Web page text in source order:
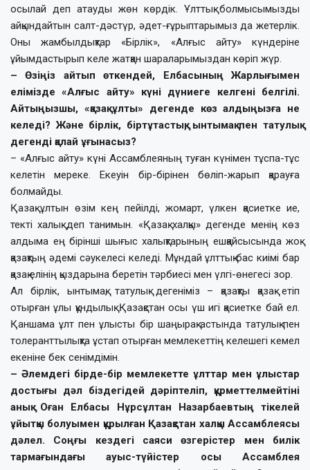
осылай деп атауды жөн көрдік. Ұлттық болмысымызды
айқындайтын салт-дәстүр, әдет-ғұрыптарымыз да жетерлік.
Оны жамбылдықтар «Бірлік», «Алғыс айту» күндеріне
ұйымдастырып келе жатқан шараларымыздан көріп жүр.
– Өзіңіз айтып өткендей, Елбасының Жарлығымен
елімізде «Алғыс айту» күні дүниеге келгені белгілі.
Айтыңызшы, «қазақ ұлты» дегенде көз алдыңызға не
келеді? Және бірлік, біртұтастық, ынтымақ пен татулық
дегенді қалай ұғынасыз?
– «Алғыс айту» күні Ассамблеяның туған күнімен тұспа-тұс
келетін мереке. Екеуін бір-бірінен бөліп-жарып қарауға
болмайды.
Қазақ ұлтын өзім кең пейілді, жомарт, үлкен қасиетке ие,
текті халық деп танимын. «Қазақ халқы» дегенде менің көз
алдыма ең бірінші шығыс халықтарының ешқайсысында жоқ
қазақтың әдемі сәукелесі келеді. Мұндай ұлттық бас киімі бар
қазақ елінің қыздарына беретін тәрбиесі мен үлгі-өнегесі зор.
Ал бірлік, ынтымақ, татулық дегеніміз – қазақты қазақ етіп
отырған ұлы құндылық. Қазақстан осы үш игі қасиетке бай ел.
Қаншама ұлт пен ұлысты бір шаңырақ астында татулық пен
толеранттылықта ұстап отырған мемлекеттің келешегі кемел
екеніне бек сенімдімін.
– Әлемдегі бірде-бір мемлекетте ұлттар мен ұлыстар
достығы дәл біздегідей дәріптеліп, құрметтелмейтіні
анық. Оған Елбасы Нұрсұлтан Назарбаевтың тікелей
ұйытқы болуымен құрылған Қазақстан халқы Ассамблеясы
дәлел. Соңғы кездегі саяси өзгерістер мен билік
тармағындағы ауыс-түйістер осы Ассамблея